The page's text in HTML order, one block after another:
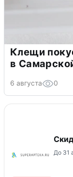
Клещи
в
6 августа 0
До 31